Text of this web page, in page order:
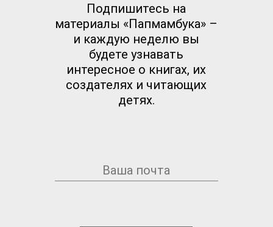
Подпишитесь на
материалы «Папмамбука» –
и каждую неделю вы
будете узнавать
интересное о книгах, их
создателях и читающих
детях.